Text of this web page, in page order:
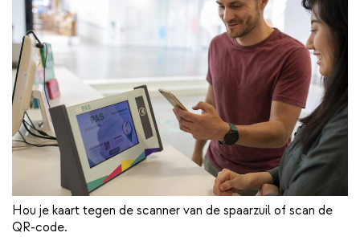
Hou je kaart tegen de scanner van de spaarzuil of scan de
QR-code.